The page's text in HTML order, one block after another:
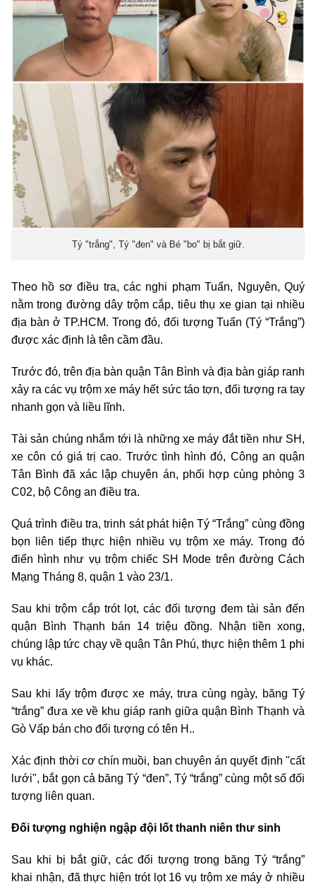
Tý "trắng", Tý "đen" và Bé "bo" bị bắt giữ.
Theo hồ sơ điều tra, các nghi phạm Tuấn, Nguyên, Quý
nằm trong đường dây trộm cắp, tiêu thụ xe gian tại nhiều
địa bàn ở TP.HCM. Trong đó, đối tượng Tuấn (Tý “Trắng”)
được xác định là tên cầm đầu.
Trước đó, trên địa bàn quận Tân Bình và địa bàn giáp ranh
xảy ra các vụ trộm xe máy hết sức táo tợn, đối tượng ra tay
nhanh gọn và liều lĩnh.
Tài sản chúng nhắm tới là những xe máy đắt tiền như SH,
xe côn có giá trị cao. Trước tình hình đó, Công an quận
Tân Bình đã xác lập chuyên án, phối hợp cùng phòng 3
C02, bộ Công an điều tra.
Quá trình điều tra, trinh sát phát hiện Tý “Trắng” cùng đồng
bọn liên tiếp thực hiện nhiều vụ trộm xe máy. Trong đó
điển hình như vụ trộm chiếc SH Mode trên đường Cách
Mạng Tháng 8, quận 1 vào 23/1.
Sau khi trộm cắp trót lọt, các đối tượng đem tài sản đến
quận Bình Thạnh bán 14 triệu đồng. Nhận tiền xong,
chúng lập tức chạy về quận Tân Phú, thực hiện thêm 1 phi
vụ khác.
Sau khi lấy trộm được xe máy, trưa cùng ngày, băng Tý
“trắng” đưa xe về khu giáp ranh giữa quận Bình Thạnh và
Gò Vấp bán cho đối tượng có tên H..
Xác định thời cơ chín muồi, ban chuyên án quyết định "cất
lưới", bắt gọn cả băng Tý “đen”, Tý “trắng” cùng một số đối
tượng liên quan.
Đối tượng nghiện ngập đội lốt thanh niên thư sinh
Sau khi bị bắt giữ, các đối tượng trong băng Tý “trắng”
khai nhận, đã thực hiện trót lọt 16 vụ trộm xe máy ở nhiều